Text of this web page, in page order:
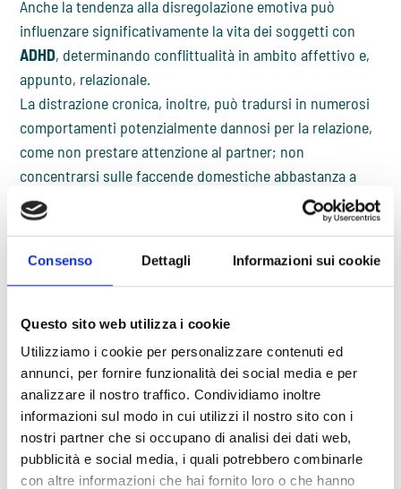
Consenso Dettagli Informazioni sui cookie
Questo sito web utilizza i cookie
Utilizziamo i cookie per personalizzare contenuti ed
annunci, per fornire funzionalità dei social media e per
analizzare il nostro traffico. Condividiamo inoltre
informazioni sul modo in cui utilizzi il nostro sito con i
nostri partner che si occupano di analisi dei dati web,
pubblicità e social media, i quali potrebbero combinarle
con altre informazioni che hai fornito loro o che hanno
Anche la tendenza alla disregolazione emotiva può
influenzare significativamente la vita dei soggetti con
ADHD, determinando conflittualità in ambito affettivo e,
appunto, relazionale.
La distrazione cronica, inoltre, può tradursi in numerosi
comportamenti potenzialmente dannosi per la relazione,
come non prestare attenzione al partner; non
concentrarsi sulle faccende domestiche abbastanza a
lungo da portarle a termine o non ricordare cose
importanti per la coppia. Il risultato è solitamente
rimando provoca tristezza, rabbia e frustrazione anche
Tutto negativo?
Negli gli adulti conADHD, non tutti gli aspetti del loro
disturbo sono però percepiti come negativi. L’impulsività
è stata segnalata da alcuni come un tratto che li rende
divertenti e spontanei, le difficoltà di attenzione sono
invece viste come promotrici di creatività e di